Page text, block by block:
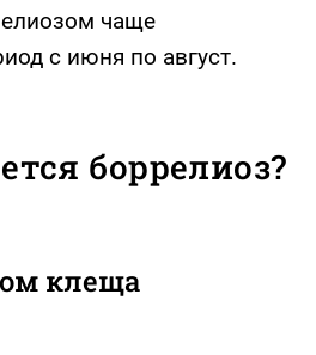
чаще
с июня по август.
боррелиоз?
клеща